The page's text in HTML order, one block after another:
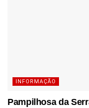
INFORMAÇÃO
Pampilhosa da